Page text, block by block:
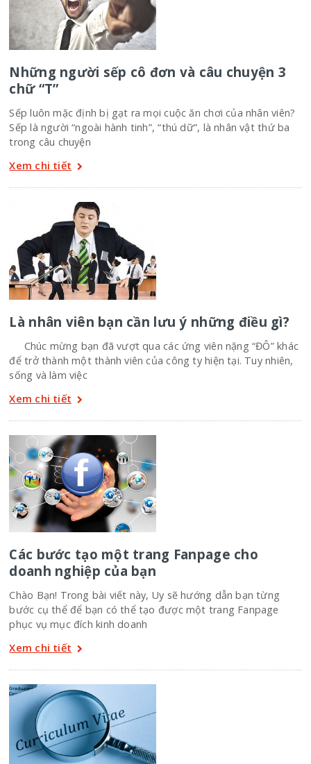
Những người sếp cô đơn và câu chuyện 3
chữ “T”
Sếp luôn mặc định bị gạt ra mọi cuộc ăn chơi của nhân viên?
Sếp là người “ngoài hành tinh”, “thú dữ”, là nhân vật thứ ba
trong câu chuyện
Xem chi tiết
Là nhân viên bạn cần lưu ý những điều gì?
Chúc mừng bạn đã vượt qua các ứng viên nặng “ĐÔ” khác
để trở thành một thành viên của công ty hiện tại. Tuy nhiên,
sống và làm việc
Xem chi tiết
Các bước tạo một trang Fanpage cho
doanh nghiệp của bạn
Chào Bạn! Trong bài viết này, Uy sẽ hướng dẫn bạn từng
bước cụ thể để bạn có thể tạo được một trang Fanpage
phục vụ mục đích kinh doanh
Xem chi tiết